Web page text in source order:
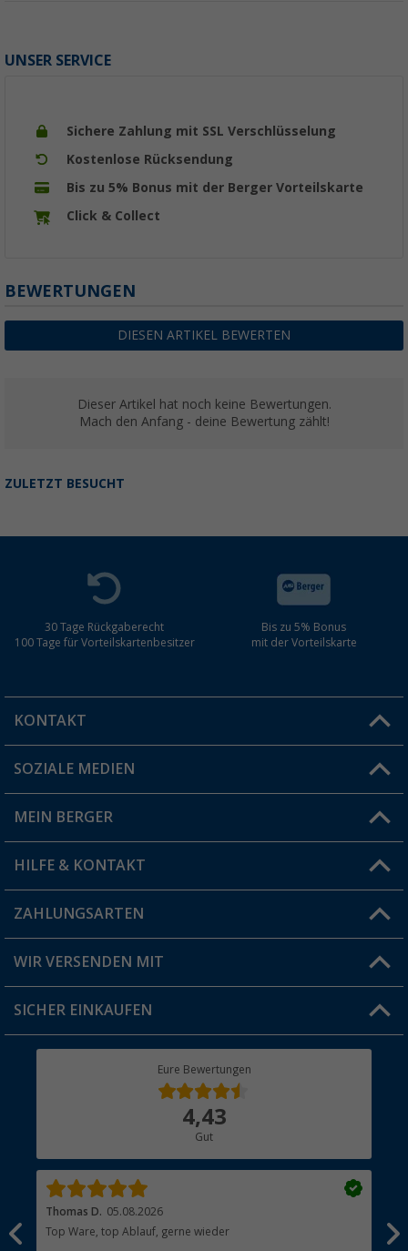
UNSER SERVICE
Sichere Zahlung mit SSL Verschlüsselung
Kostenlose Rücksendung
Bis zu 5% Bonus mit der Berger Vorteilskarte
Click & Collect
BEWERTUNGEN
DIESEN ARTIKEL BEWERTEN
Dieser Artikel hat noch keine Bewertungen.
Mach den Anfang - deine Bewertung zählt!
ZULETZT BESUCHT
30 Tage Rückgaberecht
100 Tage für Vorteilskartenbesitzer
Bis zu 5% Bonus
mit der Vorteilskarte
KONTAKT
Du hast eine Frage?
Filiale finden
SOZIALE MEDIEN
MEIN BERGER
Vorteilskarte
Blog
Jobs & Karriere
HILFE & KONTAKT
FAQ & Kontakt
Versandinformationen
Rücksendung
ZAHLUNGSARTEN
WIR VERSENDEN MIT
SICHER EINKAUFEN
Eure Bewertungen
4,43
Gut
Thomas D. 05.08.2026
Top Ware, top Ablauf, gerne wieder